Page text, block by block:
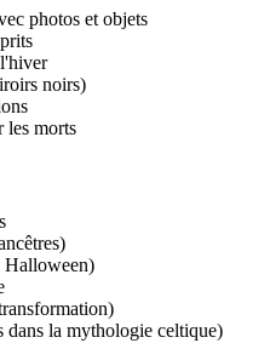
photos et objets
noirs)
les morts
Halloween)
dans la mythologie celtique)